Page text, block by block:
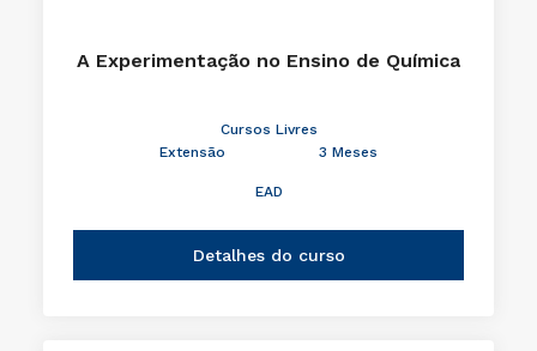
A Experimentação no Ensino de Química
Cursos Livres
Extensão
3 Meses
EAD
Detalhes do curso